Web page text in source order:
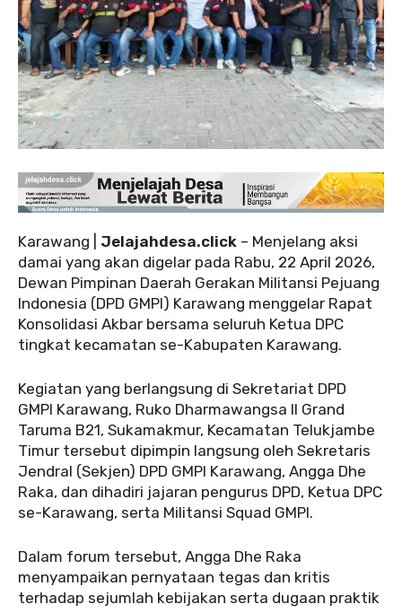
‎Karawang | Jelajahdesa.click – Menjelang aksi
damai yang akan digelar pada Rabu, 22 April 2026,
Dewan Pimpinan Daerah Gerakan Militansi Pejuang
Indonesia (DPD GMPI) Karawang menggelar Rapat
Konsolidasi Akbar bersama seluruh Ketua DPC
tingkat kecamatan se-Kabupaten Karawang.
‎‎Kegiatan yang berlangsung di Sekretariat DPD
GMPI Karawang, Ruko Dharmawangsa II Grand
Taruma B21, Sukamakmur, Kecamatan Telukjambe
Timur tersebut dipimpin langsung oleh Sekretaris
Jendral (Sekjen) DPD GMPI Karawang, Angga Dhe
Raka, dan dihadiri jajaran pengurus DPD, Ketua DPC
se-Karawang, serta Militansi Squad GMPI.
‎‎Dalam forum tersebut, Angga Dhe Raka
menyampaikan pernyataan tegas dan kritis
terhadap sejumlah kebijakan serta dugaan praktik